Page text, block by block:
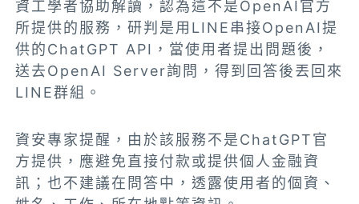
資工學者協助解讀，認為這不是OpenAI官方
所提供的服務，研判是用LINE串接OpenAI提
供的ChatGPT API，當使用者提出問題後，
送去OpenAI Server詢問，得到回答後丟回來
LINE群組。
資安專家提醒，由於該服務不是ChatGPT官
方提供，應避免直接付款或提供個人金融資
訊；也不建議在問答中，透露使用者的個資、